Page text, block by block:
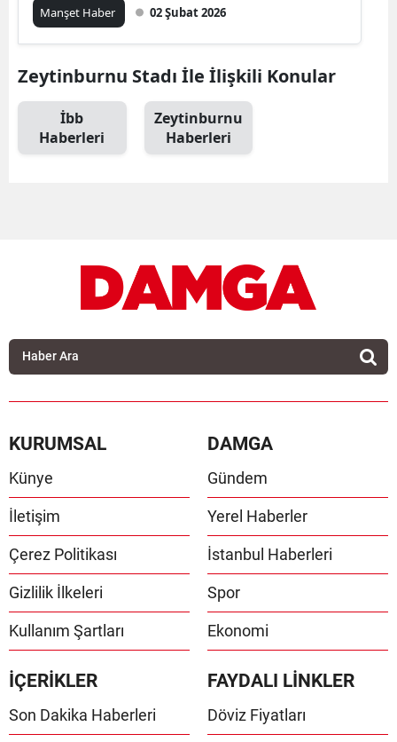
Manşet Haber 02 Şubat 2026
Zeytinburnu Stadı İle İlişkili Konular
İbb
Haberleri
Zeytinburnu
Haberleri
KURUMSAL
Künye
İletişim
Çerez Politikası
Gizlilik İlkeleri
Kullanım Şartları
DAMGA
Gündem
Yerel Haberler
İstanbul Haberleri
Spor
Ekonomi
İÇERİKLER
Son Dakika Haberleri
FAYDALI LİNKLER
Döviz Fiyatları